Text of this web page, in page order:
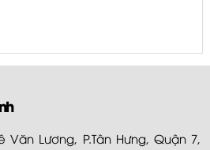
Văn Lương, P.Tân Hưng, Quận 7,